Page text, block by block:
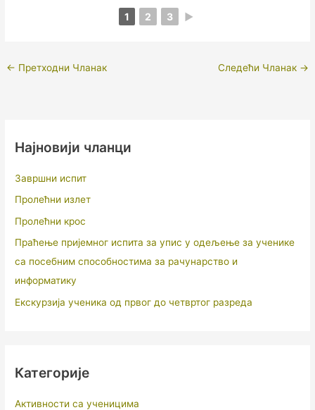
1 2 3 ►
← Претходни Чланак Следећи Чланак →
Најновији чланци
Завршни испит
Пролећни излет
Пролећни крос
Праћење пријемног испита за упис у одељење за ученике
са посебним способностима за рачунарство и
информатику
Екскурзија ученика од првог до четвртог разреда
Категорије
Активности са ученицима